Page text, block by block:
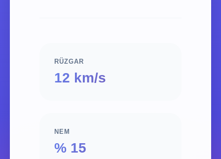
RÜZGAR
12 km/s
NEM
% 15